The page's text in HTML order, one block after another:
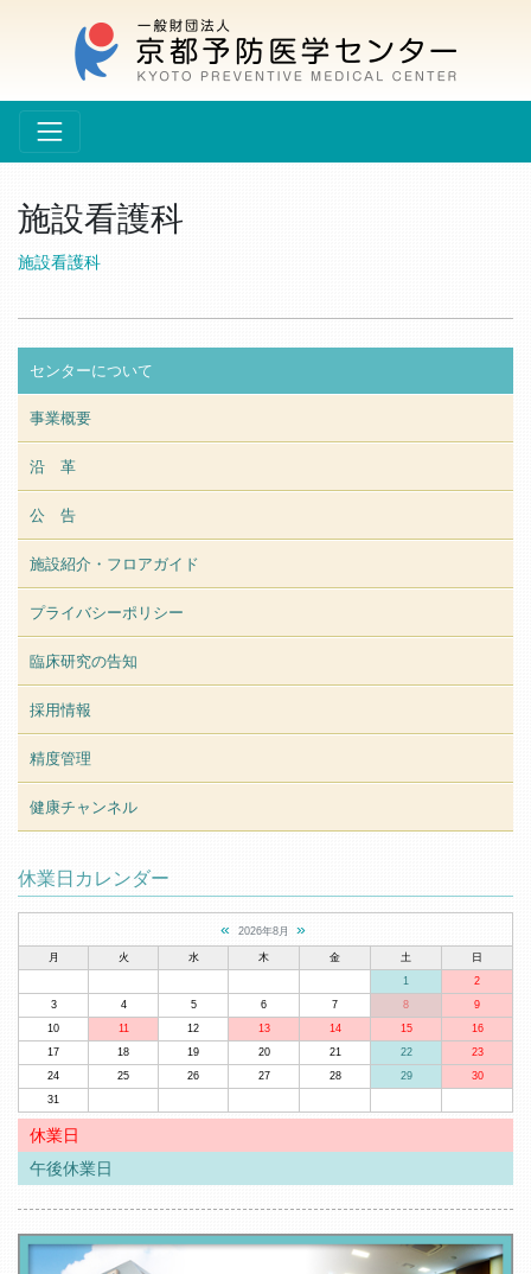
施設看護科
施設看護科
センターについて
事業概要
沿 革
公 告
施設紹介・フロアガイド
プライバシーポリシー
臨床研究の告知
採用情報
精度管理
健康チャンネル
休業日カレンダー
« 2026年8月 »
月 火 水 木 金 土
日
1
2
3
4 5 6 7 8
9
10
11 12 13 14 15
16
17
18 19 20 21 22
23
24
25 26 27 28 29
30
31
休業日
午後休業日